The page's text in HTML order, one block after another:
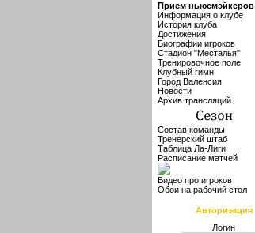
Прием ньюсмэйкеров
Информация о клубе
История клуба
Достижения
Биографии игроков
Стадион "Месталья"
Тренировочное поле
Клубный гимн
Город Валенсия
Новости
Архив трансляций
Состав команды
Тренерский штаб
Таблица Ла-Лиги
Расписание матчей
Видео про игроков
Обои на рабочий стол
Авторизация
Логин